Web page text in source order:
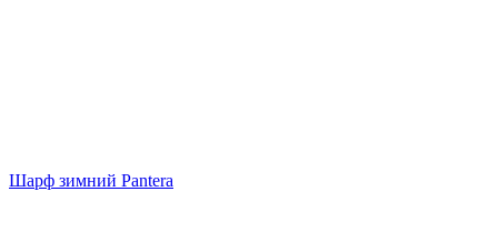
Шарф зимний Pantera